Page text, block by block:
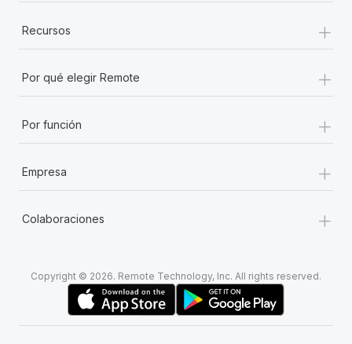
Recursos +
Por qué elegir Remote +
Por función +
Empresa +
Colaboraciones +
Copyright © 2026. Remote Technology, Inc. All rights reserved.